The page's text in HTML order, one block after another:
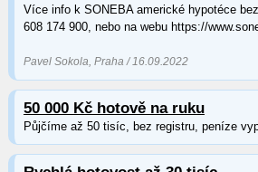
Více info k SONEBA americké hypotéce
608 174 900, nebo na webu https://
Pavel Sokola, Praha / 16.09.2022
50 000 Kč hotově na ruku
Půjčíme až 50 tisíc, bez registru, peníze